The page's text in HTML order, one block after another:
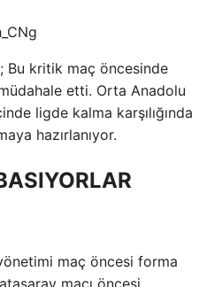
Bu kritik maç öncesinde
etti. Orta Anadolu
ligde kalma karşılığında
hazırlanıyor.
maç öncesi forma